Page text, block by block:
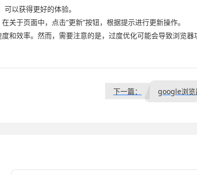
以获得更好的体验。
于页面中，点击“更新”按钮，根据提示进行更新操作。
效率。然而，需要注意的是，过度优化可能会导致浏览
下一篇：